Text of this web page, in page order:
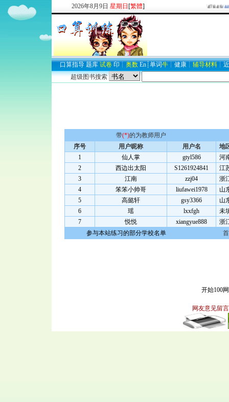
2026年8月 9日 星期日 [繁體]
欢迎新注册用户： 2937747849/
口算指导 题库 试卷 印 ┊ 奥数 En ┊ 单词牛 ┊ 健康 ┊ 辅导材料 ┊
超级图书搜索
带(*)的为教师用户
序号
用户昵称 用户名
地
1
仙人掌 gtyl586
河
2
西边出太阳 S1261924841
江
3
江南 zzj04
浙
4
笨笨小帅哥 liufawei1978
山
5
高懿轩 gsy3366
山
6
瑶 lxxfgh
未
7
悦悦 xiangyue888
浙
参与本站练习的部分学校名单
开始100
网友意见留